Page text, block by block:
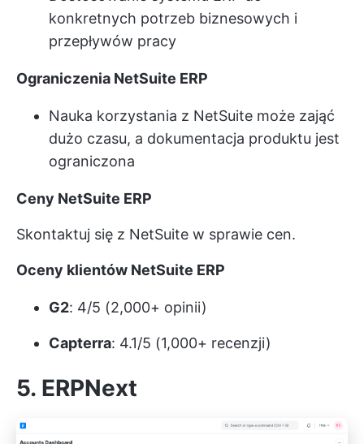
konkretnych potrzeb biznesowych i
przepływów pracy
Ograniczenia NetSuite ERP
Nauka korzystania z NetSuite może zająć
dużo czasu, a dokumentacja produktu jest
ograniczona
Ceny NetSuite ERP
Skontaktuj się z NetSuite w sprawie cen.
Oceny klientów NetSuite ERP
G2: 4/5 (2,000+ opinii)
Capterra: 4.1/5 (1,000+ recenzji)
5. ERPNext